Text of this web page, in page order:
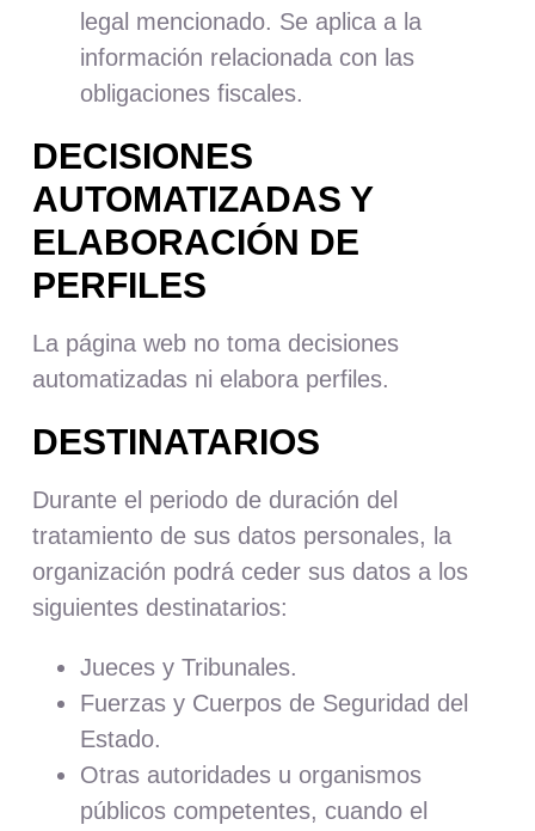
legal mencionado. Se aplica a la
información relacionada con las
obligaciones fiscales.
DECISIONES
AUTOMATIZADAS Y
ELABORACIÓN DE
PERFILES
La página web no toma decisiones
automatizadas ni elabora perfiles.
DESTINATARIOS
Durante el periodo de duración del
tratamiento de sus datos personales, la
organización podrá ceder sus datos a los
siguientes destinatarios:
Jueces y Tribunales.
Fuerzas y Cuerpos de Seguridad del
Estado.
Otras autoridades u organismos
públicos competentes, cuando el